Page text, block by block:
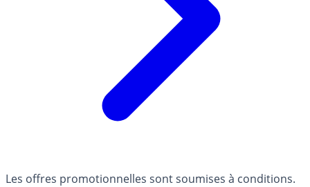
Les offres promotionnelles sont soumises à conditions.